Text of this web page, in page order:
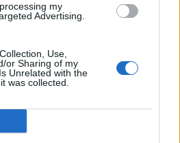
my
Advertising.
Use,
or Sharing of my
Unrelated with the
was collected.
Drita triumfon 1-4 ndaj Tre
madh drejt play-offit të